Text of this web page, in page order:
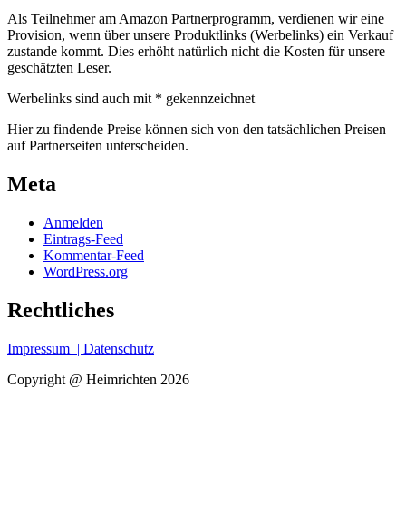
Als Teilnehmer am Amazon Partnerprogramm, verdienen wir eine
Provision, wenn über unsere Produktlinks (Werbelinks) ein Verkauf
zustande kommt. Dies erhöht natürlich nicht die Kosten für unsere
geschätzten Leser.
Werbelinks sind auch mit * gekennzeichnet
Hier zu findende Preise können sich von den tatsächlichen Preisen
auf Partnerseiten unterscheiden.
Meta
Anmelden
Eintrags-Feed
Kommentar-Feed
WordPress.org
Rechtliches
Impressum | Datenschutz
Copyright @ Heimrichten 2026